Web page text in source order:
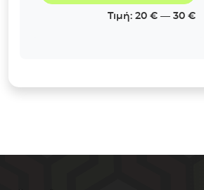
Τιμή: 20 € — 30 €